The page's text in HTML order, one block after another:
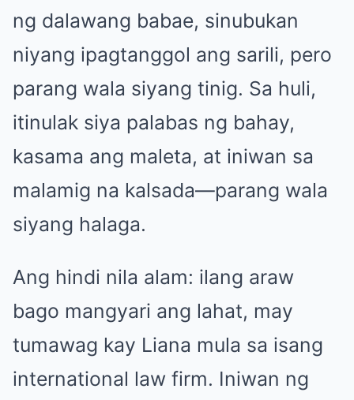
ng dalawang babae, sinubukan
niyang ipagtanggol ang sarili, pero
parang wala siyang tinig. Sa huli,
itinulak siya palabas ng bahay,
kasama ang maleta, at iniwan sa
malamig na kalsada—parang wala
siyang halaga.
Ang hindi nila alam: ilang araw
bago mangyari ang lahat, may
tumawag kay Liana mula sa isang
international law firm. Iniwan ng